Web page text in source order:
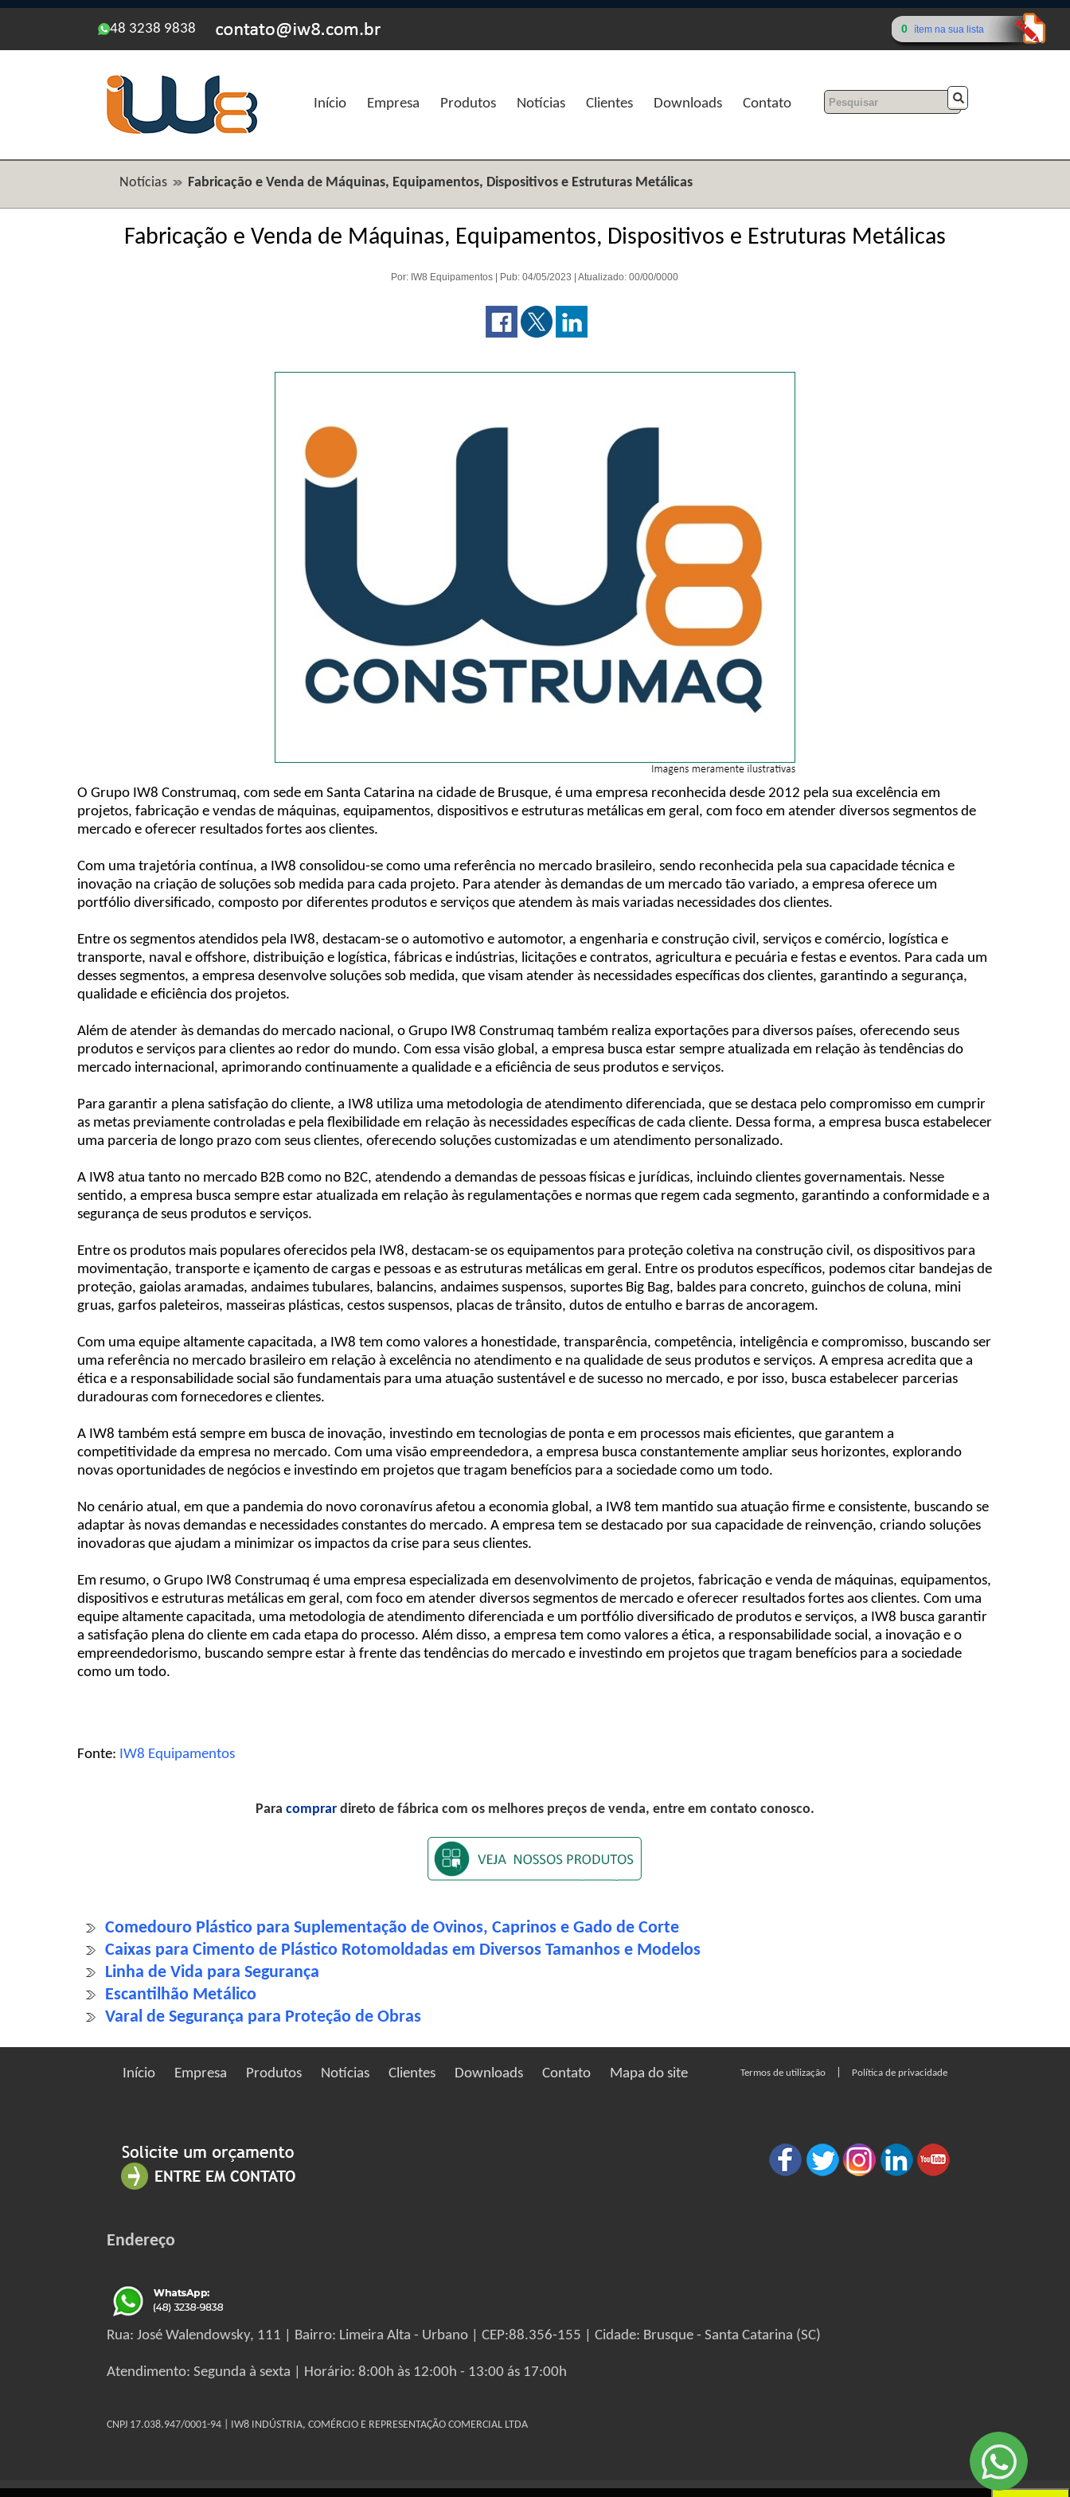
48 3238 9838 0 ítem na sua lista
Início Empresa Produtos Notícias Clientes Downloads Contato
Notícias Fabricação e Venda de Máquinas, Equipamentos, Dispositivos e Estruturas Metálicas
Fabricação e Venda de Máquinas, Equipamentos, Dispositivos e Estruturas Metálicas
Por: IW8 Equipamentos | Pub: 04/05/2023 | Atualizado: 00/00/0000
O Grupo IW8 Construmaq, com sede em Santa Catarina na cidade de Brusque, é uma empresa reconhecida desde 2012 pela sua excelência em
projetos, fabricação e vendas de máquinas, equipamentos, dispositivos e estruturas metálicas em geral, com foco em atender diversos segmentos de
mercado e oferecer resultados fortes aos clientes.
Com uma trajetória contínua, a IW8 consolidou-se como uma referência no mercado brasileiro, sendo reconhecida pela sua capacidade técnica e
inovação na criação de soluções sob medida para cada projeto. Para atender às demandas de um mercado tão variado, a empresa oferece um
portfólio diversificado, composto por diferentes produtos e serviços que atendem às mais variadas necessidades dos clientes.
Entre os segmentos atendidos pela IW8, destacam-se o automotivo e automotor, a engenharia e construção civil, serviços e comércio, logística e
transporte, naval e offshore, distribuição e logística, fábricas e indústrias, licitações e contratos, agricultura e pecuária e festas e eventos. Para cada um
desses segmentos, a empresa desenvolve soluções sob medida, que visam atender às necessidades específicas dos clientes, garantindo a segurança,
qualidade e eficiência dos projetos.
Além de atender às demandas do mercado nacional, o Grupo IW8 Construmaq também realiza exportações para diversos países, oferecendo seus
produtos e serviços para clientes ao redor do mundo. Com essa visão global, a empresa busca estar sempre atualizada em relação às tendências do
mercado internacional, aprimorando continuamente a qualidade e a eficiência de seus produtos e serviços.
Para garantir a plena satisfação do cliente, a IW8 utiliza uma metodologia de atendimento diferenciada, que se destaca pelo compromisso em cumprir
as metas previamente controladas e pela flexibilidade em relação às necessidades específicas de cada cliente. Dessa forma, a empresa busca estabelecer
uma parceria de longo prazo com seus clientes, oferecendo soluções customizadas e um atendimento personalizado.
A IW8 atua tanto no mercado B2B como no B2C, atendendo a demandas de pessoas físicas e jurídicas, incluindo clientes governamentais. Nesse
sentido, a empresa busca sempre estar atualizada em relação às regulamentações e normas que regem cada segmento, garantindo a conformidade e a
segurança de seus produtos e serviços.
Entre os produtos mais populares oferecidos pela IW8, destacam-se os equipamentos para proteção coletiva na construção civil, os dispositivos para
movimentação, transporte e içamento de cargas e pessoas e as estruturas metálicas em geral. Entre os produtos específicos, podemos citar bandejas de
proteção, gaiolas aramadas, andaimes tubulares, balancins, andaimes suspensos, suportes Big Bag, baldes para concreto, guinchos de coluna, mini
gruas, garfos paleteiros, masseiras plásticas, cestos suspensos, placas de trânsito, dutos de entulho e barras de ancoragem.
Com uma equipe altamente capacitada, a IW8 tem como valores a honestidade, transparência, competência, inteligência e compromisso, buscando ser
uma referência no mercado brasileiro em relação à excelência no atendimento e na qualidade de seus produtos e serviços. A empresa acredita que a
ética e a responsabilidade social são fundamentais para uma atuação sustentável e de sucesso no mercado, e por isso, busca estabelecer parcerias
duradouras com fornecedores e clientes.
A IW8 também está sempre em busca de inovação, investindo em tecnologias de ponta e em processos mais eficientes, que garantem a
competitividade da empresa no mercado. Com uma visão empreendedora, a empresa busca constantemente ampliar seus horizontes, explorando
novas oportunidades de negócios e investindo em projetos que tragam benefícios para a sociedade como um todo.
No cenário atual, em que a pandemia do novo coronavírus afetou a economia global, a IW8 tem mantido sua atuação firme e consistente, buscando se
adaptar às novas demandas e necessidades constantes do mercado. A empresa tem se destacado por sua capacidade de reinvenção, criando soluções
inovadoras que ajudam a minimizar os impactos da crise para seus clientes.
Em resumo, o Grupo IW8 Construmaq é uma empresa especializada em desenvolvimento de projetos, fabricação e venda de máquinas, equipamentos,
dispositivos e estruturas metálicas em geral, com foco em atender diversos segmentos de mercado e oferecer resultados fortes aos clientes. Com uma
equipe altamente capacitada, uma metodologia de atendimento diferenciada e um portfólio diversificado de produtos e serviços, a IW8 busca garantir
a satisfação plena do cliente em cada etapa do processo. Além disso, a empresa tem como valores a ética, a responsabilidade social, a inovação e o
empreendedorismo, buscando sempre estar à frente das tendências do mercado e investindo em projetos que tragam benefícios para a sociedade
como um todo.
Fonte: IW8 Equipamentos
Para comprardireto de fábrica com os melhores preços de venda, entre em contato conosco.
Comedouro Plástico para Suplementação de Ovinos, Caprinos e Gado de Corte
Caixas para Cimento de Plástico Rotomoldadas em Diversos Tamanhos e Modelos
Linha de Vida para Segurança
Escantilhão Metálico
Varal de Segurança para Proteção de Obras
Início Empresa Produtos Notícias Clientes Downloads Contato Mapa do site Termos de utilização Política de privacidade
Endereço
Rua: José Walendowsky, 111 | Bairro: Limeira Alta - Urbano | CEP:88.356-155 | Cidade: Brusque - Santa Catarina (SC)
Atendimento: Segunda à sexta | Horário: 8:00h às 12:00h - 13:00 ás 17:00h
CNPJ 17.038.947/0001-94 | IW8 INDÚSTRIA, COMÉRCIO E REPRESENTAÇÃO COMERCIAL LTDA